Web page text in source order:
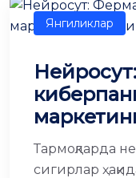
Янгиликлар
Тармоқларда
сигирлар